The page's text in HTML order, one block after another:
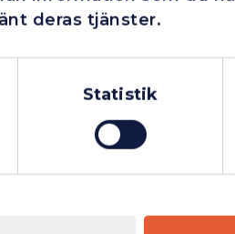
deras tjänster.
Statistik